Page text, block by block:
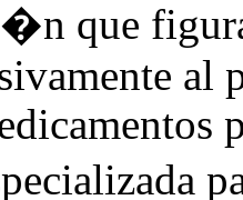
que
al